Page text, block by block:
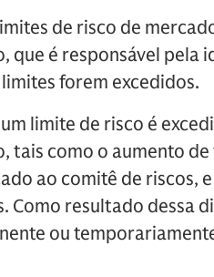
de risco de
que é responsável pela
forem excedidos.
limite de risco é
tais como o aumento
ao comitê de riscos,
Como resultado dessa
ou